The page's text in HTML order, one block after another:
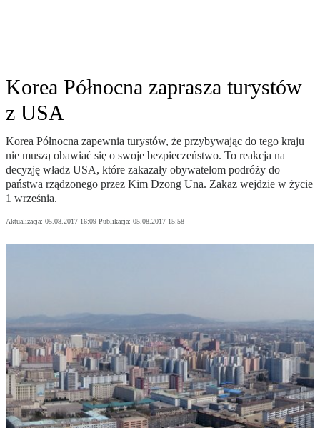
Korea Północna zaprasza turystów
z USA
Korea Północna zapewnia turystów, że przybywając do tego kraju
nie muszą obawiać się o swoje bezpieczeństwo. To reakcja na
decyzję władz USA, które zakazały obywatelom podróży do
państwa rządzonego przez Kim Dzong Una. Zakaz wejdzie w życie
1 września.
Aktualizacja: 05.08.2017 16:09 Publikacja: 05.08.2017 15:58